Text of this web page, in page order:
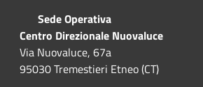
Sede Operativa
Centro Direzionale Nuovaluce
Via Nuovaluce, 67a
95030 Tremestieri Etneo (CT)